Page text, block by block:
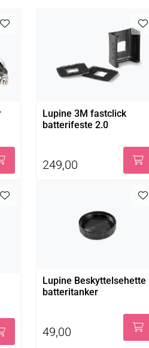
Lupine 3M fastclick
batterifeste 2.0
249,00
Lupine Beskyttelsehette
batteritanker
49,00